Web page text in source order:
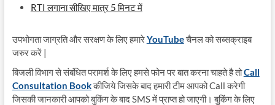
RTI लगाना सीखिए मात्र 5 मिनट में
उपभोगता जाग्रति और सरक्षण के लिए हमारेYouTubeचैनल को सब्सक्राइब
जरुर करें |
बिजली विभाग से संबंधित परामर्श के लिए हमसे फोन पर बात करना चाहते है तोCall
Consultation Bookकीजिये जिसके बाद हमारी टीम आपको Call करेगी
जिसकी जानकारी आपको बुकिंग के बाद SMS में प्राप्त हो जाएगी। बुकिंग के लिए